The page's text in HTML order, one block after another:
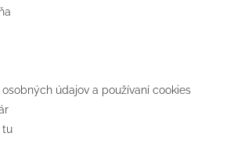
údajov a používaní cookies
tu